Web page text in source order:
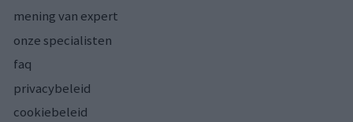
mening van expert
onze specialisten
faq
privacybeleid
cookiebeleid